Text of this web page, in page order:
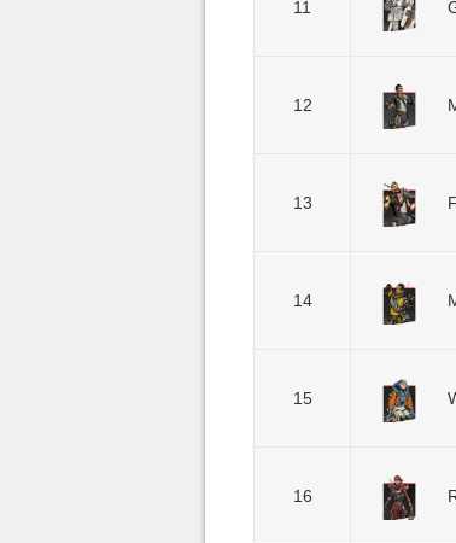
11
12
13
14
15
16